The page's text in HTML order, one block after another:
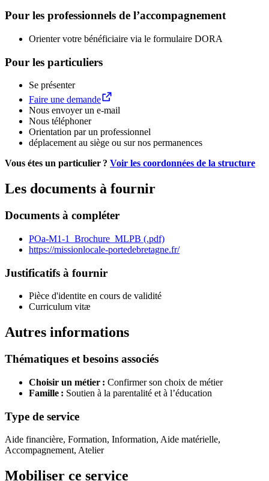
Pour les professionnels de l’accompagnement
Orienter votre bénéficiaire via le formulaire DORA
Pour les particuliers
Se présenter
Faire une demande
Nous envoyer un e-mail
Nous téléphoner
Orientation par un professionnel
déplacement au siège ou sur nos permanences
Vous étes un particulier ? Voir les coordonnées de la structure
Les documents à fournir
Documents à compléter
POa-M1-1_Brochure_MLPB (.pdf)
https://missionlocale-portedebretagne.fr/
Justificatifs à fournir
Pièce d'identite en cours de validité
Curriculum vitæ
Autres informations
Thématiques et besoins associés
Choisir un métier : Confirmer son choix de métier
Famille : Soutien à la parentalité et à l’éducation
Type de service
Aide financière, Formation, Information, Aide matérielle,
Accompagnement, Atelier
Mobiliser ce service